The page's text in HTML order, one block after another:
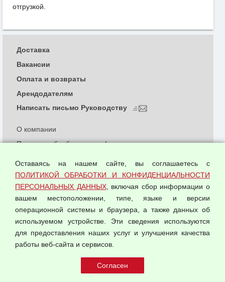
отгрузкой.
© 2026 ООО "Феникс"
О компании
Политика обработки и конфиденциальности
Согласием на обработку персональных данных
Оферта оптовой купли-продажи
Публичная оферта
Доставка
Вакансии
Оплата и возвраты
Арендодателям
Написать письмо Руководству
Оставаясь на нашем сайте, вы соглашаетесь с
ПОЛИТИКОЙ ОБРАБОТКИ И КОНФИДЕНЦИАЛЬНОСТИ
ПЕРСОНАЛЬНЫХ ДАННЫХ, включая сбор информации о
вашем местоположении, типе, языке и версии
операционной системы и браузера, а также данных об
используемом устройстве. Эти сведения используются
для предоставления наших услуг и улучшения качества
работы веб-сайта и сервисов.